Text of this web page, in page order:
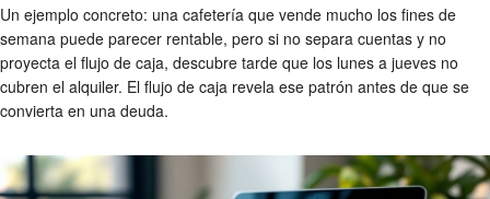
Un ejemplo concreto: una cafetería que vende mucho los fines de
semana puede parecer rentable, pero si no separa cuentas y no
proyecta el flujo de caja, descubre tarde que los lunes a jueves no
cubren el alquiler. El flujo de caja revela ese patrón antes de que se
convierta en una deuda.